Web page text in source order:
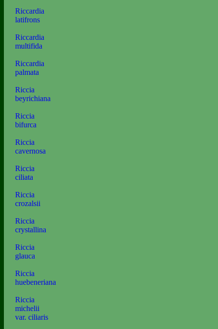
Riccardia
latifrons
Riccardia
multifida
Riccardia
palmata
Riccia
beyrichiana
Riccia
bifurca
Riccia
cavernosa
Riccia
ciliata
Riccia
crozalsii
Riccia
crystallina
Riccia
glauca
Riccia
huebeneriana
Riccia
michelii
var. ciliaris